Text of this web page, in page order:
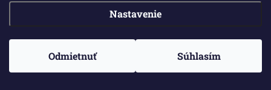
Nastavenie
Odmietnuť Súhlasím
Copyright 2026Margaret dizajn. Všetky práva vyhradené.